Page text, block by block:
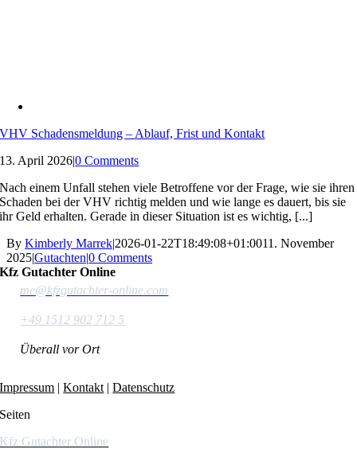
VHV Schadensmeldung – Ablauf, Frist und Kontakt
13. April 2026|0 Comments
Nach einem Unfall stehen viele Betroffene vor der Frage, wie sie ihren
Schaden bei der VHV richtig melden und wie lange es dauert, bis sie
ihr Geld erhalten. Gerade in dieser Situation ist es wichtig, [...]
By Kimberly Marrek|2026-01-22T18:49:08+01:0011. November
2025|Gutachten|0 Comments
Kfz Gutachter Online
me@kfzgutachter-online.com
+49 1512 902 712 5
Überall vor Ort
Impressum |Kontakt |Datenschutz
Seiten
Kfz Gutachter Online